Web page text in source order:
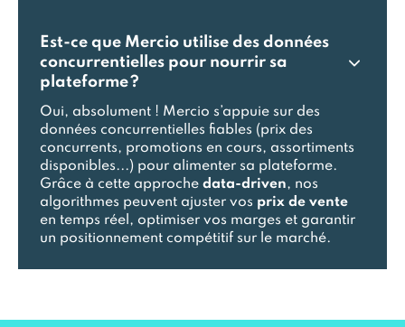
Est-ce que Mercio utilise des données
concurrentielles pour nourrir sa
plateforme ?
Oui, absolument ! Mercio s’appuie sur des
données concurrentielles fiables (prix des
concurrents, promotions en cours, assortiments
disponibles...) pour alimenter sa plateforme.
Grâce à cette approche data-driven, nos
algorithmes peuvent ajuster vos prix de vente
en temps réel, optimiser vos marges et garantir
un positionnement compétitif sur le marché.